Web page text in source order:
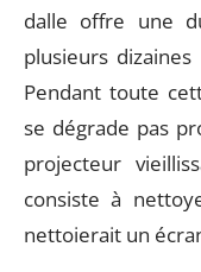
dalle offre une
plusieurs dizaines
Pendant toute
se dégrade pas
projecteur
consiste à
nettoierait un